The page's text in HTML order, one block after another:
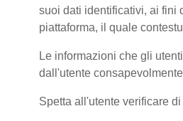
suoi dati identificativi, ai fini
piattaforma, il quale
Le informazioni che gli
dall'utente
Spetta all'utente verificare